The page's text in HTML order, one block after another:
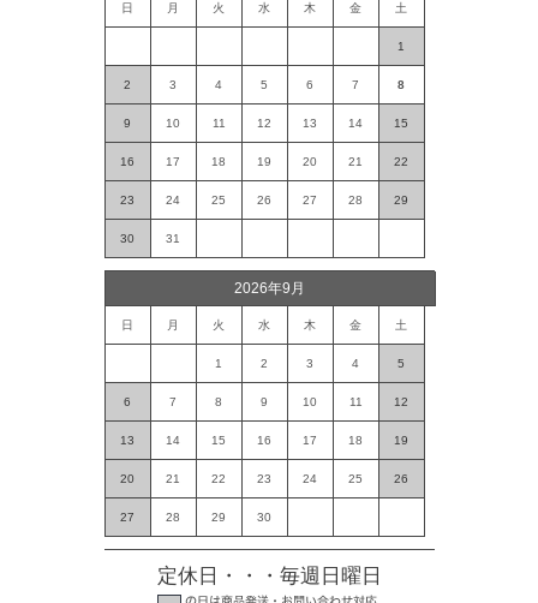
日 月 火 水 木 金 土
1
2 3 4 5 6 7 8
9 10 11 12 13 14 15
16 17 18 19 20 21 22
23 24 25 26 27 28 29
30 31
2026年9月
日 月 火 水 木 金 土
1 2 3 4 5
6 7 8 9 10 11 12
13 14 15 16 17 18 19
20 21 22 23 24 25 26
27 28 29 30
定休日・・・毎週日曜日